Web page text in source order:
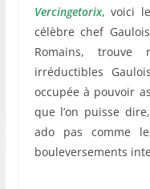
Vercingetorix, voici
célèbre chef
Romains,
irréductibles
occupée à pouvoir
que l’on puisse
ado pas comme
bouleversements